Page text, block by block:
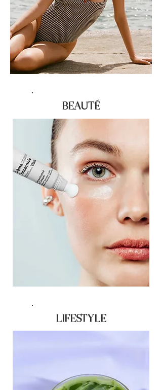
BEAUTÉ
LIFESTYLE